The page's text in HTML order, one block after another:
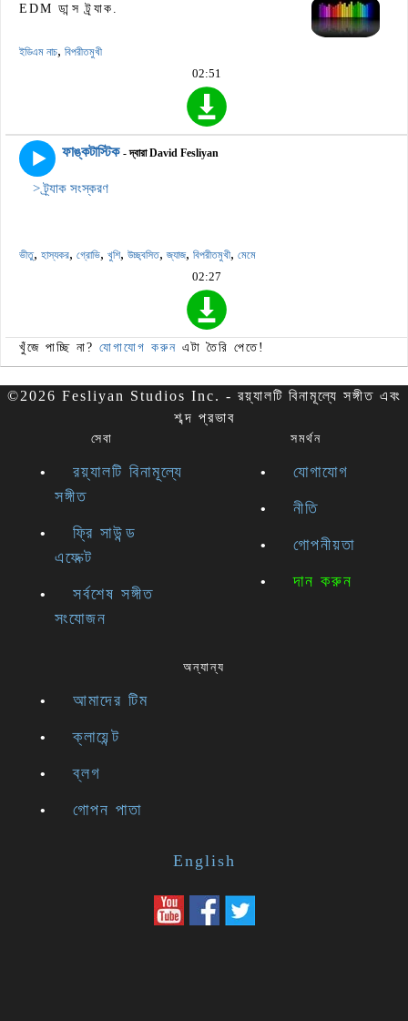
EDM ডান্স ট্র্যাক.
ইডিএম নাচ, বিপরীতমুখী
02:51
ফাঙ্কটাস্টিক - দ্বারা David Fesliyan
> ট্র্যাক সংস্করণ
ভীতু, হাস্যকর, গ্রোভি, খুশি, উচ্ছ্বসিত,জ্যাজ, বিপরীতমুখী, মেমে
02:27
খুঁজে পাচ্ছি না? যোগাযোগ করুন এটা তৈরি পেতে!
©2026 Fesliyan Studios Inc. - রয়্যালটি বিনামূল্যে সঙ্গীত এবং
শব্দ প্রভাব
সেবা
রয়্যালটি বিনামূল্যে
সঙ্গীত
ফ্রি সাউন্ড
এফেক্ট
সর্বশেষ সঙ্গীত
সংযোজন
সমর্থন
যোগাযোগ
নীতি
গোপনীয়তা
দান করুন
অন্যান্য
আমাদের টিম
ক্লায়েন্ট
ব্লগ
গোপন পাতা
English